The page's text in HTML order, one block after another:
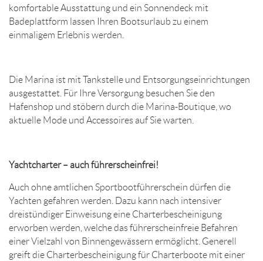
komfortable Ausstattung und ein Sonnendeck mit
Badeplattform lassen Ihren Bootsurlaub zu einem
einmaligem Erlebnis werden.
Die Marina ist mit Tankstelle und Entsorgungseinrichtungen
ausgestattet. Für Ihre Versorgung besuchen Sie den
Hafenshop und stöbern durch die Marina-Boutique, wo
aktuelle Mode und Accessoires auf Sie warten.
Yachtcharter – auch führerscheinfrei!
Auch ohne amtlichen Sportbootführerschein dürfen die
Yachten gefahren werden. Dazu kann nach intensiver
dreistündiger Einweisung eine Charterbescheinigung
erworben werden, welche das führerscheinfreie Befahren
einer Vielzahl von Binnengewässern ermöglicht. Generell
greift die Charterbescheinigung für Charterboote mit einer